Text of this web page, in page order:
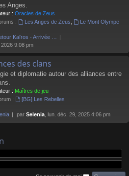
Anges.
: Oracles de Zeus
:
Les Anges de Zeus
Le Mont Olympe
Kaïros - Arrivée …
2026 9:08 pm
des clans
et diplomatie autour des alliances entre
: Maîtres de jeu
:
[BG] Les Rebelles
par Selenia , lun. déc. 29, 2025 4:06 pm